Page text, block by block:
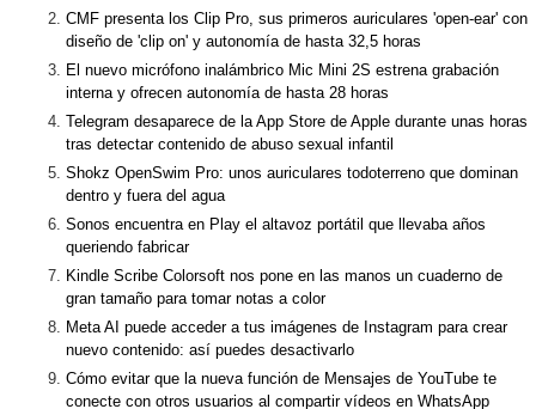
CMF presenta los Clip Pro, sus primeros auriculares 'open-ear' con
diseño de 'clip on' y autonomía de hasta 32,5 horas
El nuevo micrófono inalámbrico Mic Mini 2S estrena grabación
interna y ofrecen autonomía de hasta 28 horas
Telegram desaparece de la App Store de Apple durante unas horas
tras detectar contenido de abuso sexual infantil
Shokz OpenSwim Pro: unos auriculares todoterreno que dominan
dentro y fuera del agua
Sonos encuentra en Play el altavoz portátil que llevaba años
queriendo fabricar
Kindle Scribe Colorsoft nos pone en las manos un cuaderno de
gran tamaño para tomar notas a color
Meta AI puede acceder a tus imágenes de Instagram para crear
nuevo contenido: así puedes desactivarlo
Cómo evitar que la nueva función de Mensajes de YouTube te
conecte con otros usuarios al compartir vídeos en WhatsApp